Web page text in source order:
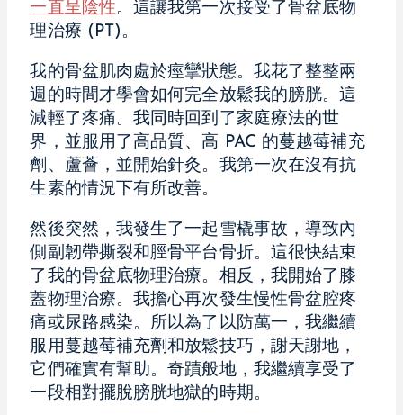
一直呈陰性。這讓我第一次接受了骨盆底物
理治療 (PT)。
我的骨盆肌肉處於痙攣狀態。我花了整整兩
週的時間才學會如何完全放鬆我的膀胱。這
減輕了疼痛。我同時回到了家庭療法的世
界，並服用了高品質、高 PAC 的蔓越莓補充
劑、蘆薈，並開始針灸。我第一次在沒有抗
生素的情況下有所改善。
然後突然，我發生了一起雪橇事故，導致內
側副韌帶撕裂和脛骨平台骨折。這很快結束
了我的骨盆底物理治療。相反，我開始了膝
蓋物理治療。我擔心再次發生慢性骨盆腔疼
痛或尿路感染。所以為了以防萬一，我繼續
服用蔓越莓補充劑和放鬆技巧，謝天謝地，
它們確實有幫助。奇蹟般地，我繼續享受了
一段相對擺脫膀胱地獄的時期。